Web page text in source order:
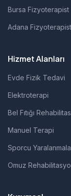
Bursa Fizyoterapist
Adana Fizyoterapist
Hizmet Alanları
Evde Fizik Tedavi
Elektroterapi
Bel Fıtığı
Manuel Terapi
Sporcu
Omuz